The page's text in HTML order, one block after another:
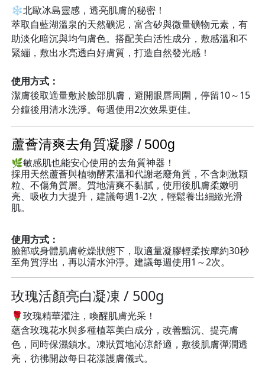
❄️北歐冰島靈感，透亮肌膚的秘密！
萃取自藍湖溫泉的天然礦泥，富含矽與微量礦物元素，有
助淡化暗沉與均勻膚色。搭配美白活性成分，敷感溫和不
緊繃，敷出水亮透白好膚質，打造自然發光感！
使用方式：
潔膚後取適量敷於臉部肌膚，避開眼唇周圍，停留10～15
分鐘後用清水洗淨。每週使用2次效果更佳。
蘆薈清爽去角質凝膠 / 500g
🌿敏感肌也能安心使用的去角質神器！
採用天然蘆薈與植物酵素溫和代謝老廢角質，不含刺激顆
粒、不傷角質層。質地清爽不黏膩，使用後肌膚柔嫩明
亮、吸收力大提升，建議每週1-2次，輕鬆養出細緻光滑
肌。
使用方式：
臉部或身體肌膚乾燥狀態下，取適量凝膠輕柔按摩約30秒
至角質浮出，再以清水沖淨。建議每週使用1～2次。
玫瑰活顏亮白凝凍 / 500g
🌹玫瑰精華灌注，喚醒肌膚光采！
蘊含玫瑰花水與多種植萃美白成分，改善黯沉、提亮膚
色，同時保濕鎖水。凍狀質地沁涼舒適，敷後肌膚彈潤透
亮，彷彿開啟每日花漾護膚儀式。